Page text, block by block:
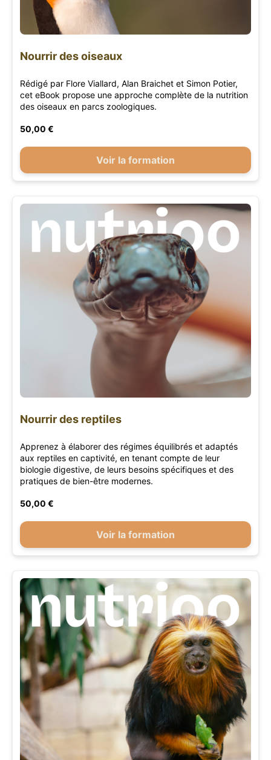
Nourrir des oiseaux
Rédigé par Flore Viallard, Alan Braichet et Simon Potier,
cet eBook propose une approche complète de la nutrition
des oiseaux en parcs zoologiques.
50,00 €
Voir la formation
Nourrir des reptiles
Apprenez à élaborer des régimes équilibrés et adaptés
aux reptiles en captivité, en tenant compte de leur
biologie digestive, de leurs besoins spécifiques et des
pratiques de bien-être modernes.
50,00 €
Voir la formation